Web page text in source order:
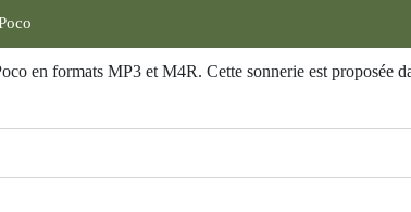
en formats MP3 et M4R. Cette sonnerie est proposée